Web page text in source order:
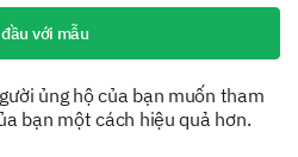
với mẫu
ủng hộ của bạn muốn tham
bạn một cách hiệu quả hơn.